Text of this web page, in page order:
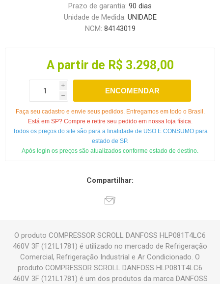
Prazo de garantia: 90 dias
Unidade de Medida: UNIDADE
NCM: 84143019
A partir de R$ 3.298,00
i
h
ENCOMENDAR
Faça seu cadastro e envie seus pedidos. Entregamos em todo o Brasil.
Está em SP? Compre e retire seu pedido em nossa loja física.
Todos os preços do site são para a finalidade de USO E CONSUMO para
estado de SP.
Após login os preços são atualizados conforme estado de destino.
Compartilhar:
O produto COMPRESSOR SCROLL DANFOSS HLP081T4LC6
460V 3F (121L1781) é utilizado no mercado de Refrigeração
Comercial, Refrigeração Industrial e Ar Condicionado. O
produto COMPRESSOR SCROLL DANFOSS HLP081T4LC6
460V 3F (121L1781) é um dos produtos da marca DANFOSS